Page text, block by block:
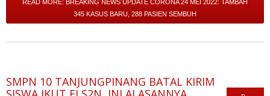
READ MORE: BREAKING NEWS UPDATE CORONA 24 MEI 2022: TAMBAH
345 KASUS BARU, 288 PASIEN SEMBUH
SMPN 10 TANJUNGPINANG BATAL KIRIM